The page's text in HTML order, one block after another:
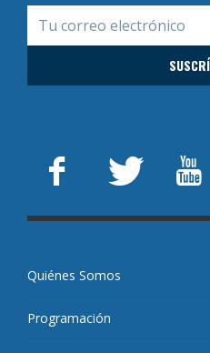
Quiénes Somos
Programación